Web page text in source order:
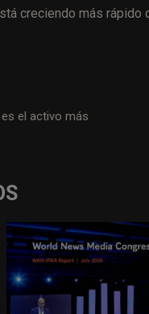
creciendo más rápido
el activo más